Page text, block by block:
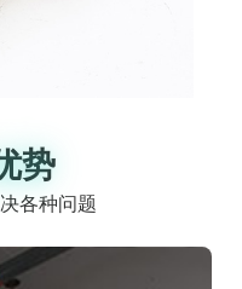
势
势
各种问题